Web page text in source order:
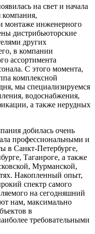
на свет и начала
компания,
монтаже инженерного
дистрибьюторские
других
в компании
ассортимента
С этого момента,
комплексной
мы специализируемся
водоснабжения,
а также нерудных
добилась очень
профессиональными и
в Санкт-Петербурге,
Таганроге, а также
Мурманской,
Накопленный опыт,
спектр самого
на сегодняшний
нам, максимально
в
требовательными